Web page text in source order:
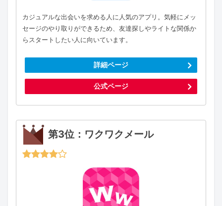
カジュアルな出会いを求める人に人気のアプリ。気軽にメッ
セージのやり取りができるため、友達探しやライトな関係か
らスタートしたい人に向いています。
詳細ページ
公式ページ
第3位：ワクワクメール